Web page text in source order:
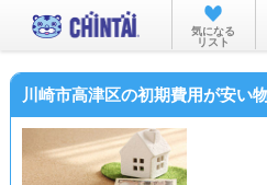
お部屋を
沿線
気になる
リスト
川崎市高津区の初期費用が安い